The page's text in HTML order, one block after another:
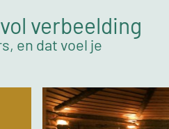
verbeelding
en dat voel je